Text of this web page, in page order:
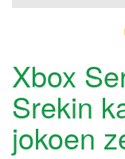
Xbox
Srekin
jokoen